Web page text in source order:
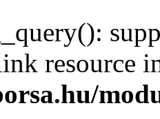
resource